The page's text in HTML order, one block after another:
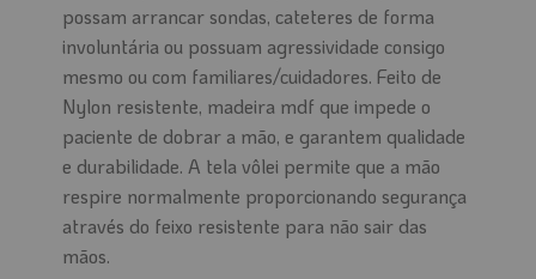
possam arrancar sondas, cateteres de forma
involuntária ou possuam agressividade consigo
mesmo ou com familiares/cuidadores. Feito de
Nylon resistente, madeira mdf que impede o
paciente de dobrar a mão, e garantem qualidade
e durabilidade. A tela vôlei permite que a mão
respire normalmente proporcionando segurança
através do feixo resistente para não sair das
mãos.